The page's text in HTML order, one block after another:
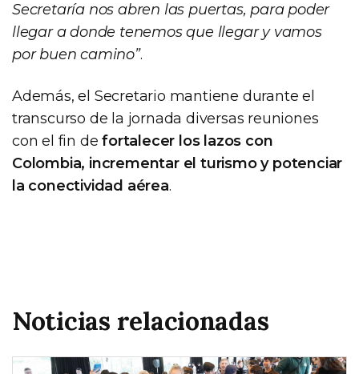
Secretaría nos abren las puertas, para poder
llegar a donde tenemos que llegar y vamos
por buen camino”.
Además, el Secretario mantiene durante el
transcurso de la jornada diversas reuniones
con el fin defortalecer los lazos con
Colombia, incrementar el turismo y potenciar
la conectividad aérea.
Noticias relacionadas